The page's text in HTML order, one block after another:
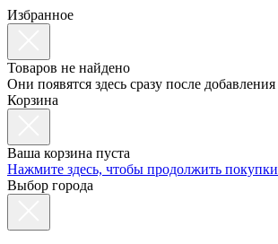
Избранное
Товаров не найдено
Они появятся здесь сразу после добавления
Корзина
Ваша корзина пуста
Нажмите здесь, чтобы продолжить покупки
Выбор города